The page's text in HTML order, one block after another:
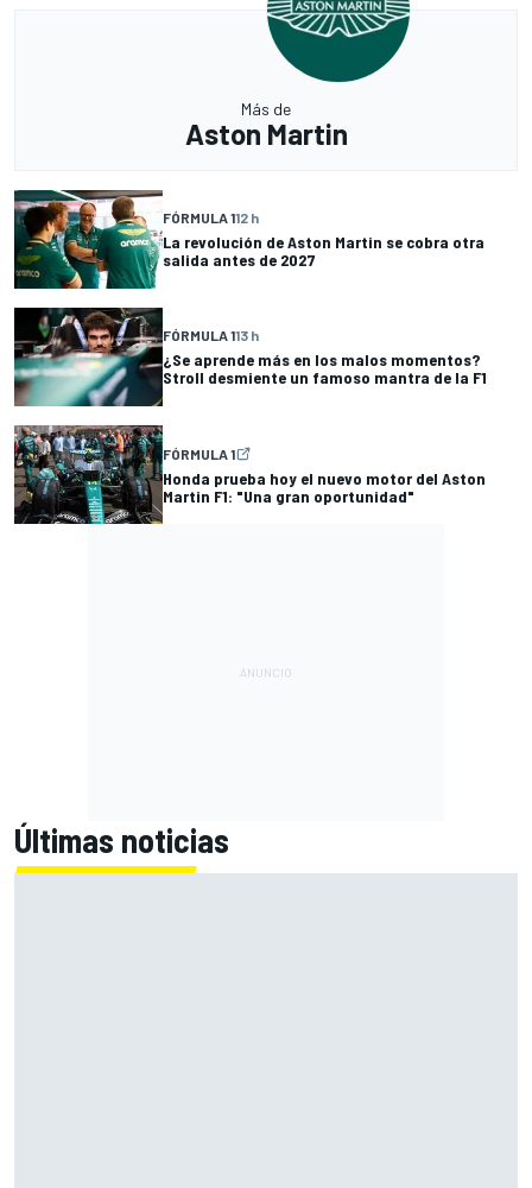
Más de
Aston Martin
FÓRMULA 112 h
La revolución de Aston Martin se cobra otra
salida antes de 2027
FÓRMULA 113 h
¿Se aprende más en los malos momentos?
Stroll desmiente un famoso mantra de la F1
FÓRMULA 1
Honda prueba hoy el nuevo motor del Aston
Martin F1: "Una gran oportunidad"
Últimas noticias